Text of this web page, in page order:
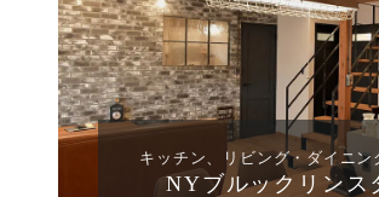
キッチン、リビング・ダイニ
NYブルックリンス